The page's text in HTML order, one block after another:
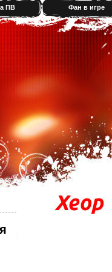
ПВ Фан в игре